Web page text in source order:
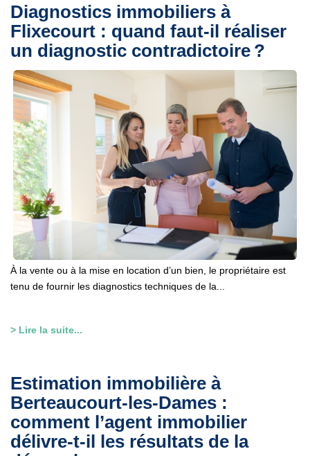
Diagnostics immobiliers à
Flixecourt : quand faut-il réaliser
un diagnostic contradictoire ?
À la vente ou à la mise en location d’un bien, le propriétaire est
tenu de fournir les diagnostics techniques de la...
> Lire la suite...
Estimation immobilière à
Berteaucourt-les-Dames :
comment l’agent immobilier
délivre-t-il les résultats de la